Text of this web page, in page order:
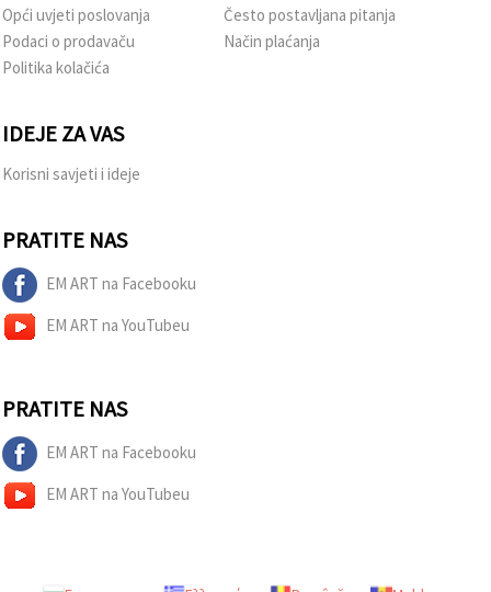
Opći uvjeti poslovanja
Podaci o prodavaču
Politika kolačića
Često postavljana pitanja
Način plaćanja
IDEJE ZA VAS
Korisni savjeti i ideje
PRATITE NAS
EM ART na Facebooku
EM ART na YouTubeu
PRATITE NAS
EM ART na Facebooku
EM ART na YouTubeu